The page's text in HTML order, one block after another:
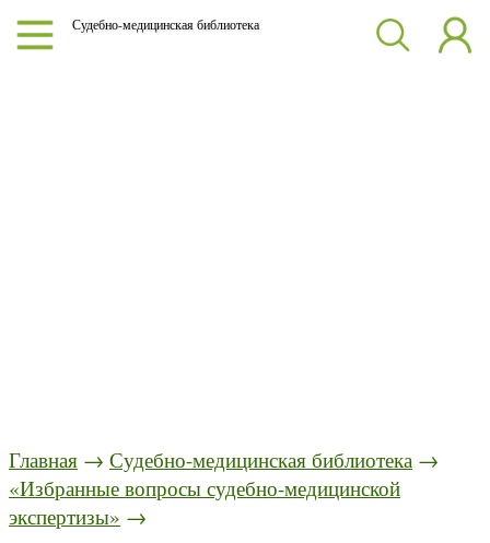
Судебно-медицинская библиотека
Главная → Судебно-медицинская библиотека →
«Избранные вопросы судебно-медицинской
экспертизы» →